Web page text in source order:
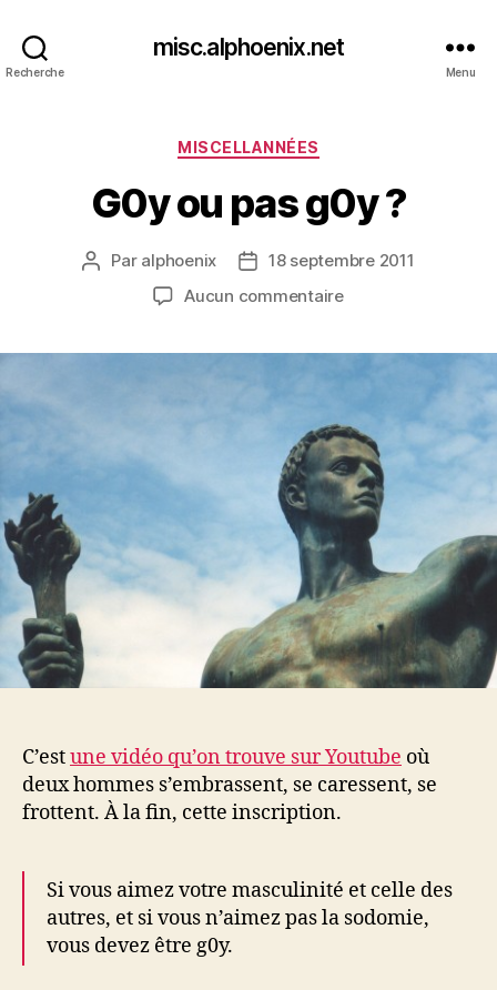
Recherche
misc.alphoenix.net
Menu
Catégories
MISCELLANNÉES
G0y ou pas g0y ?
Auteur
Par alphoenix
Date18 septembre 2011
Aucun commentairesur
C’estune vidéo qu’on trouve sur Youtube où
deux hommes s’embrassent, se caressent, se
frottent. À la fin, cette inscription.
Si vous aimez votre masculinité et celle des
autres, et si vous n’aimez pas la sodomie,
vous devez être g0y.